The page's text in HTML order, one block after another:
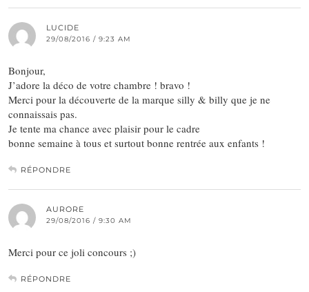
LUCIDE
29/08/2016 / 9:23 AM
Bonjour,
J’adore la déco de votre chambre ! bravo !
Merci pour la découverte de la marque silly & billy que je ne
connaissais pas.
Je tente ma chance avec plaisir pour le cadre
bonne semaine à tous et surtout bonne rentrée aux enfants !
RÉPONDRE
AURORE
29/08/2016 / 9:30 AM
Merci pour ce joli concours ;)
RÉPONDRE